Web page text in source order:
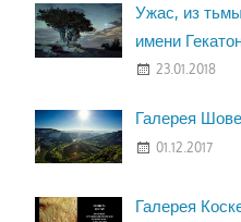
Ужас, из
имени
23.01.2018
Галерея
01.12.2017
Галерея